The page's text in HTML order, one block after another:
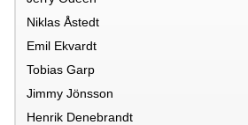
Niklas Åstedt
Emil Ekvardt
Tobias Garp
Jimmy Jönsson
Henrik Denebrandt